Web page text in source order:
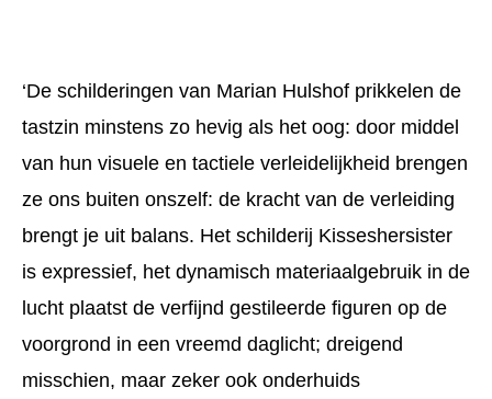
‘De schilderingen van Marian Hulshof prikkelen de
tastzin minstens zo hevig als het oog: door middel
van hun visuele en tactiele verleidelijkheid brengen
ze ons buiten onszelf: de kracht van de verleiding
brengt je uit balans. Het schilderij Kisseshersister
is expressief, het dynamisch materiaalgebruik in de
lucht plaatst de verfijnd gestileerde figuren op de
voorgrond in een vreemd daglicht; dreigend
misschien, maar zeker ook onderhuids